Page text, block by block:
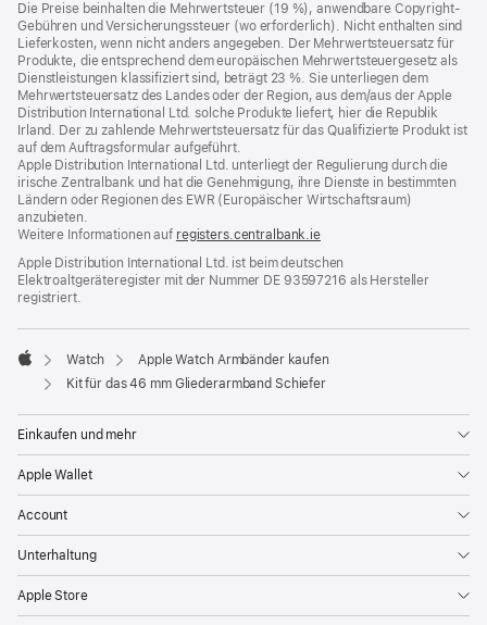
Die Preise beinhalten die Mehrwertsteuer (19 %), anwendbare Copyright-
Gebühren und Versicherungssteuer (wo erforderlich). Nicht enthalten sind
Lieferkosten, wenn nicht anders angegeben. Der Mehrwertsteuersatz für
Produkte, die entsprechend dem europäischen Mehrwertsteuergesetz als
Dienstleistungen klassifiziert sind, beträgt 23 %. Sie unterliegen dem
Mehrwertsteuersatz des Landes oder der Region, aus dem/aus der Apple
Distribution International Ltd. solche Produkte liefert, hier die Republik
Irland. Der zu zahlende Mehrwertsteuersatz für das Qualifizierte Produkt ist
auf dem Auftragsformular aufgeführt.
Apple Distribution International Ltd. unterliegt der Regulierung durch die
irische Zentralbank und hat die Genehmigung, ihre Dienste in bestimmten
Ländern oder Regionen des EWR (Europäischer Wirtschaftsraum)
anzubieten.
Weitere Informationen auf registers.centralbank.ie
Apple Distribution International Ltd. ist beim deutschen
Elektroaltgeräteregister mit der Nummer DE 93597216 als Hersteller
registriert.
Apple
Watch
Apple Watch Armbänder kaufen
Kit für das 46 mm Gliederarmband Schiefer
Einkaufen und mehr
Apple Wallet
Account
Unterhaltung
Apple Store